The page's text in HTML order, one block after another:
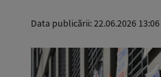
Data publicării:22.06.2026 13:06